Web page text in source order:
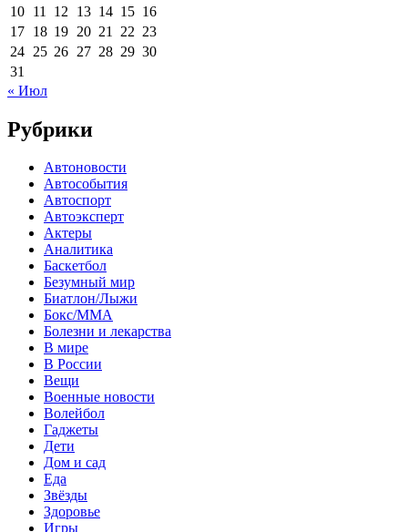
10 11 12 13 14 15 16
17 18 19 20 21 22 23
24 25 26 27 28 29 30
31
« Июл
Рубрики
Автоновости
Автособытия
Автоспорт
Автоэксперт
Актеры
Аналитика
Баскетбол
Безумный мир
Биатлон/Лыжи
Бокс/MMA
Болезни и лекарства
В мире
В России
Вещи
Военные новости
Волейбол
Гаджеты
Дети
Дом и сад
Еда
Звёзды
Здоровье
Игры